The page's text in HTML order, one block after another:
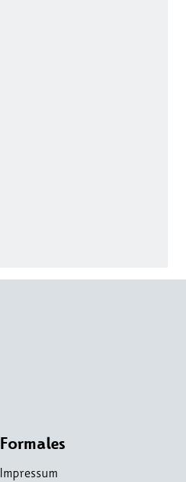
Formales
Impressum